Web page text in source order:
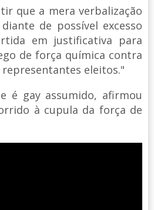
que a mera verbalização
de possível excesso
em justificativa para
de força química contra
eleitos."
é gay assumido, afirmou
à cupula da força de